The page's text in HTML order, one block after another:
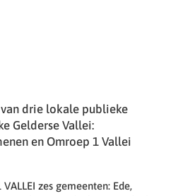
drie lokale publieke
Gelderse Vallei:
en Omroep 1 Vallei
zes gemeenten: Ede,